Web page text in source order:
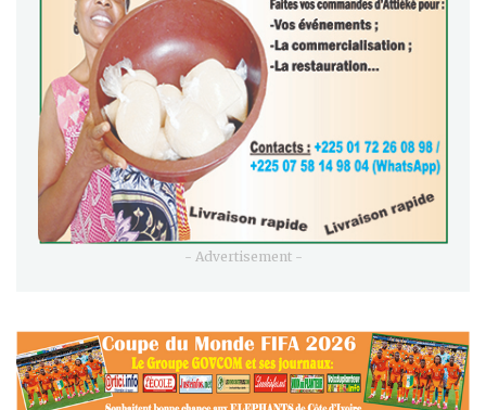
- Advertisement -